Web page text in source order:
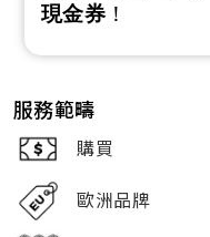
現金券 ！
服務範疇
購買
歐洲品牌